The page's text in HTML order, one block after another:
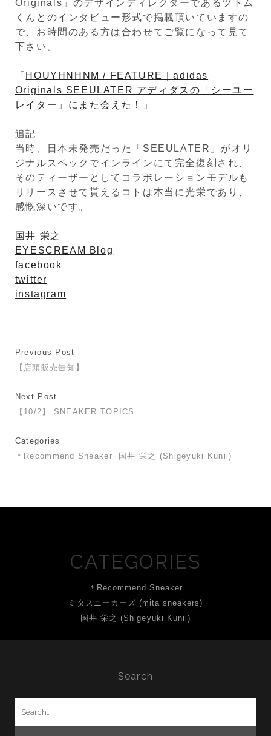
Originals」のデザインディレクターであるツトム
くんとのインタビュー形式で掲載頂いていますの
で、お時間のある方は合わせてご覧になって見て
下さい。
「 HOUYHNHNM / FEATURE｜adidas
Originals SEEULATER アディダスの「シーユー
レイター」にまた会えた！
」
追記
当時、日本未発売だった「SEEULATER」がオリ
ジナルスペックでインラインにて完全復刻され、
そのティーザーとしてコラボレーションモデルも
リリースさせて貰えるコトは本当に光栄であり、
感慨深いです。
国井 栄之
EYESCREAM Blog
facebook
twitter
instagram
Previous Post
【店頭販売告知】
Next Post
【10/2】 SNEAKER TOPICS
Categories
＊Recommend Sneaker
国井 栄之 (Shigeyuki Kunii)
CATEGORIES
＊Recommend Sneaker
ミタスニーカーズ (mita sneakers)
国井 栄之 (Shigeyuki Kunii)
Search